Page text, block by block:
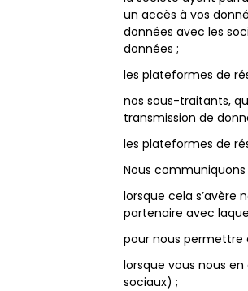
un accès à vos
données avec les
données ;
les plateformes de
nos sous-traitants,
transmission de
les plateformes de
Nous
lorsque cela s’avère
partenaire avec
pour nous permettre
lorsque vous nous
sociaux) ;